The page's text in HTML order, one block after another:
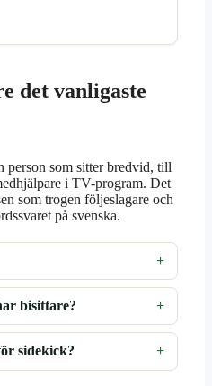
det vanligaste
person som sitter bredvid, till
i TV-program. Det
som trogen följeslagare och
på svenska.
bisittare?
sidekick?